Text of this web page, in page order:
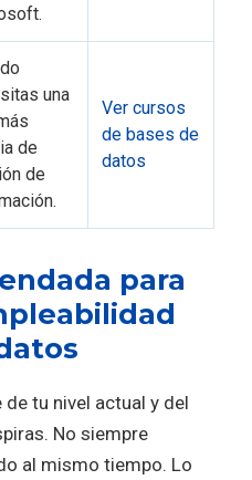
una
de
de
Ver cursos
de bases de
datos
para
tu nivel actual y del
No siempre
al mismo tiempo. Lo